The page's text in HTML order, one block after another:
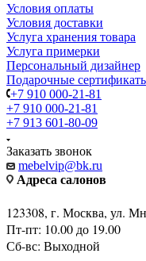
Условия оплаты
Условия доставки
Услуга хранения товара
Услуга примерки
Персональный дизайнер
Подарочные
+7 910 000-21-81
+7 910 000-21-81
+7 913 601-80-09
Заказать звонок
mebelvip@bk.ru
Адреса салонов
123308, г. Москва, ул.
Пт-пт: 10.00 до 19.00
Сб-вс: Выходной